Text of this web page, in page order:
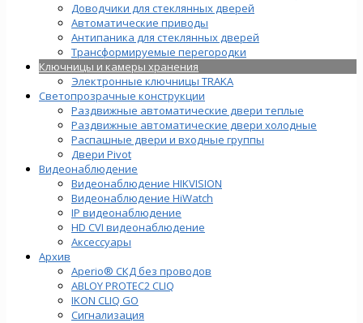
Доводчики для стеклянных дверей
Автоматические приводы
Антипаника для стеклянных дверей
Трансформируемые перегородки
Ключницы и камеры хранения
Электронные ключницы TRAKA
Светопрозрачные конструкции
Раздвижные автоматические двери теплые
Раздвижные автоматические двери холодные
Распашные двери и входные группы
Двери Pivot
Видеонаблюдение
Видеонаблюдение HIKVISION
Видеонаблюдение HiWatch
IP видеонаблюдение
HD CVI видеонаблюдение
Аксессуары
Архив
Aperio® СКД без проводов
ABLOY PROTEC2 CLIQ
IKON CLIQ GO
Сигнализация